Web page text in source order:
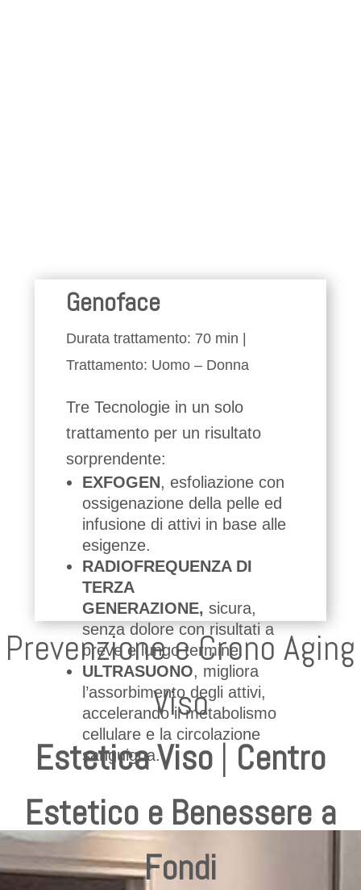
Genoface
Durata trattamento: 70 min |
Trattamento: Uomo – Donna
Tre Tecnologie in un solo
trattamento per un risultato
sorprendente:
EXFOGEN, esfoliazione con
ossigenazione della pelle ed
infusione di attivi in base alle
esigenze.
RADIOFREQUENZA DI
TERZA
GENERAZIONE, sicura,
senza dolore con risultati a
breve e lungo termine.
ULTRASUONO, migliora
l’assorbimento degli attivi,
accelerando il metabolismo
cellulare e la circolazione
sanguigna.
Prevenzione e Crono Aging
Viso
Estetica Viso | Centro
Estetico e Benessere a
Fondi